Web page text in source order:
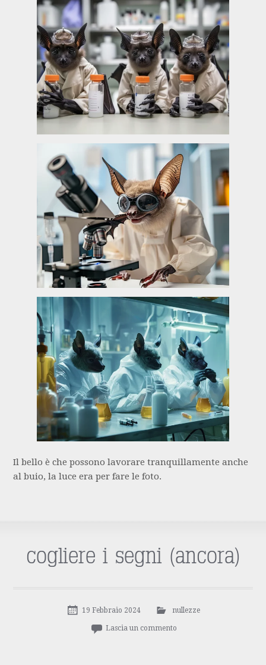
Il bello è che possono lavorare tranquillamente anche
al buio, la luce era per fare le foto.
cogliere i segni (ancora)
19 Febbraio 2024 nullezze
Lascia un commento